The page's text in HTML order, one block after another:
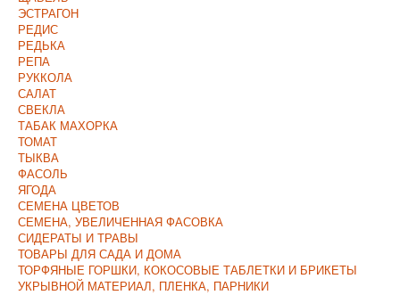
ЭСТРАГОН
РЕДИС
РЕДЬКА
РЕПА
РУККОЛА
САЛАТ
СВЕКЛА
ТАБАК МАХОРКА
ТОМАТ
ТЫКВА
ФАСОЛЬ
ЯГОДА
СЕМЕНА ЦВЕТОВ
СЕМЕНА, УВЕЛИЧЕННАЯ ФАСОВКА
СИДЕРАТЫ И ТРАВЫ
ТОВАРЫ ДЛЯ САДА И ДОМА
ТОРФЯНЫЕ ГОРШКИ, КОКОСОВЫЕ ТАБЛЕТКИ И БРИКЕТЫ
УКРЫВНОЙ МАТЕРИАЛ, ПЛЕНКА, ПАРНИКИ